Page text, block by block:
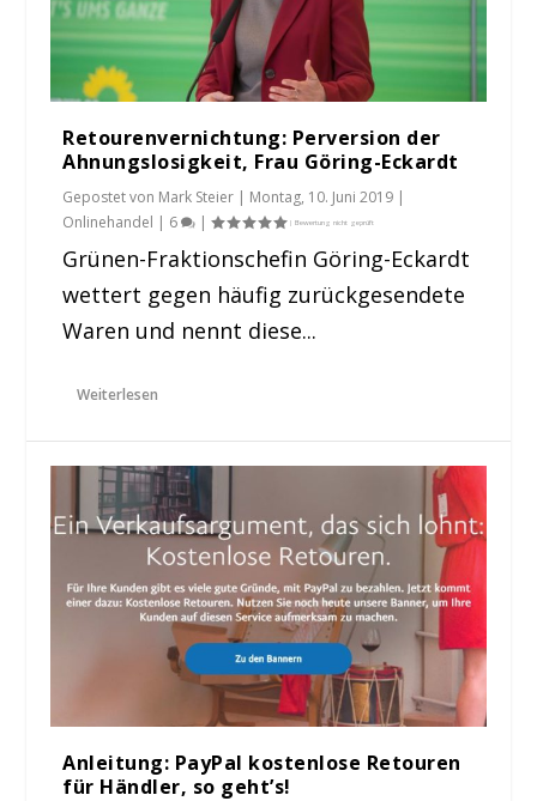
Retourenvernichtung: Perversion der
Ahnungslosigkeit, Frau Göring-Eckardt
Gepostet von Mark Steier | Montag, 10. Juni 2019 |
Onlinehandel | 6 |
Grünen-Fraktionschefin Göring-Eckardt
wettert gegen häufig zurückgesendete
Waren und nennt diese...
Weiterlesen
Anleitung: PayPal kostenlose Retouren
für Händler, so geht’s!